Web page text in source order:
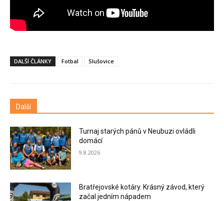
DALŠÍ ČLÁNKY Fotbal Slušovice
Další
Turnaj starých pánů v Neubuzi ovládli
domácí
9.8.2026
Bratřejovské kotáry. Krásný závod, který
začal jedním nápadem